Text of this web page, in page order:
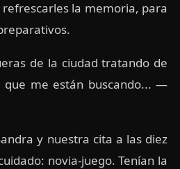
la memoria, para
de la ciudad tratando de
que me están buscando... —
y nuestra cita a las diez
novia-juego. Tenían la